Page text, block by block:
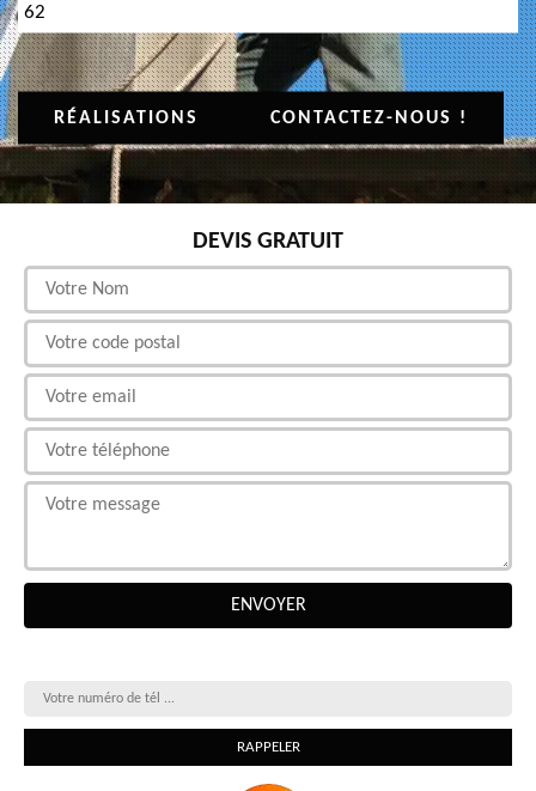
62
RÉALISATIONS CONTACTEZ-NOUS !
DEVIS GRATUIT